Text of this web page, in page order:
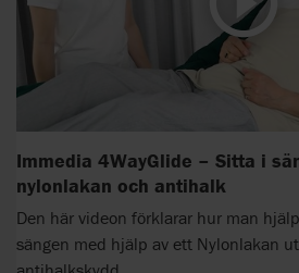
Immedia 4WayGlide – Sitta i
nylonlakan och antihalk
Den här videon förklarar hur man
sängen med hjälp av ett Nylonlakan